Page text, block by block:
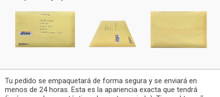
Tu pedido se empaquetará de forma segura y se enviará en
menos de 24 horas. Esta es la apariencia exacta que tendrá